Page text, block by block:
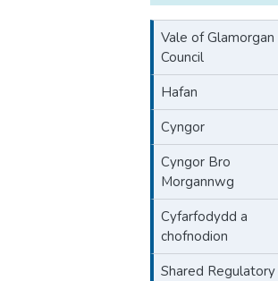
Vale of Glamorgan
Council
Hafan
Cyngor
Cyngor Bro
Morgannwg
Cyfarfodydd a
chofnodion
Shared Regulatory